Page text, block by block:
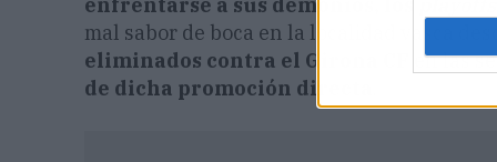
enfrentarse a sus demonios, los
playoffs
mal sabor de boca en la localidad vasca
eliminados contra el Girona CF
en las
de dicha promoción directa